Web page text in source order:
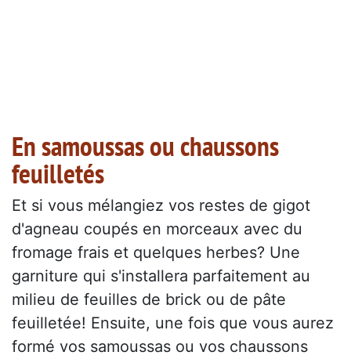
En samoussas ou chaussons
feuilletés
Et si vous mélangiez vos restes de gigot
d'agneau coupés en morceaux avec du
fromage frais et quelques herbes? Une
garniture qui s'installera parfaitement au
milieu de feuilles de brick ou de pâte
feuilletée! Ensuite, une fois que vous aurez
formé vos samoussas ou vos chaussons